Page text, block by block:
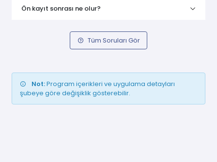
Ön kayıt sonrası ne olur?
Tüm Soruları Gör
Not:Program içerikleri ve uygulama detayları
şubeye göre değişiklik gösterebilir.